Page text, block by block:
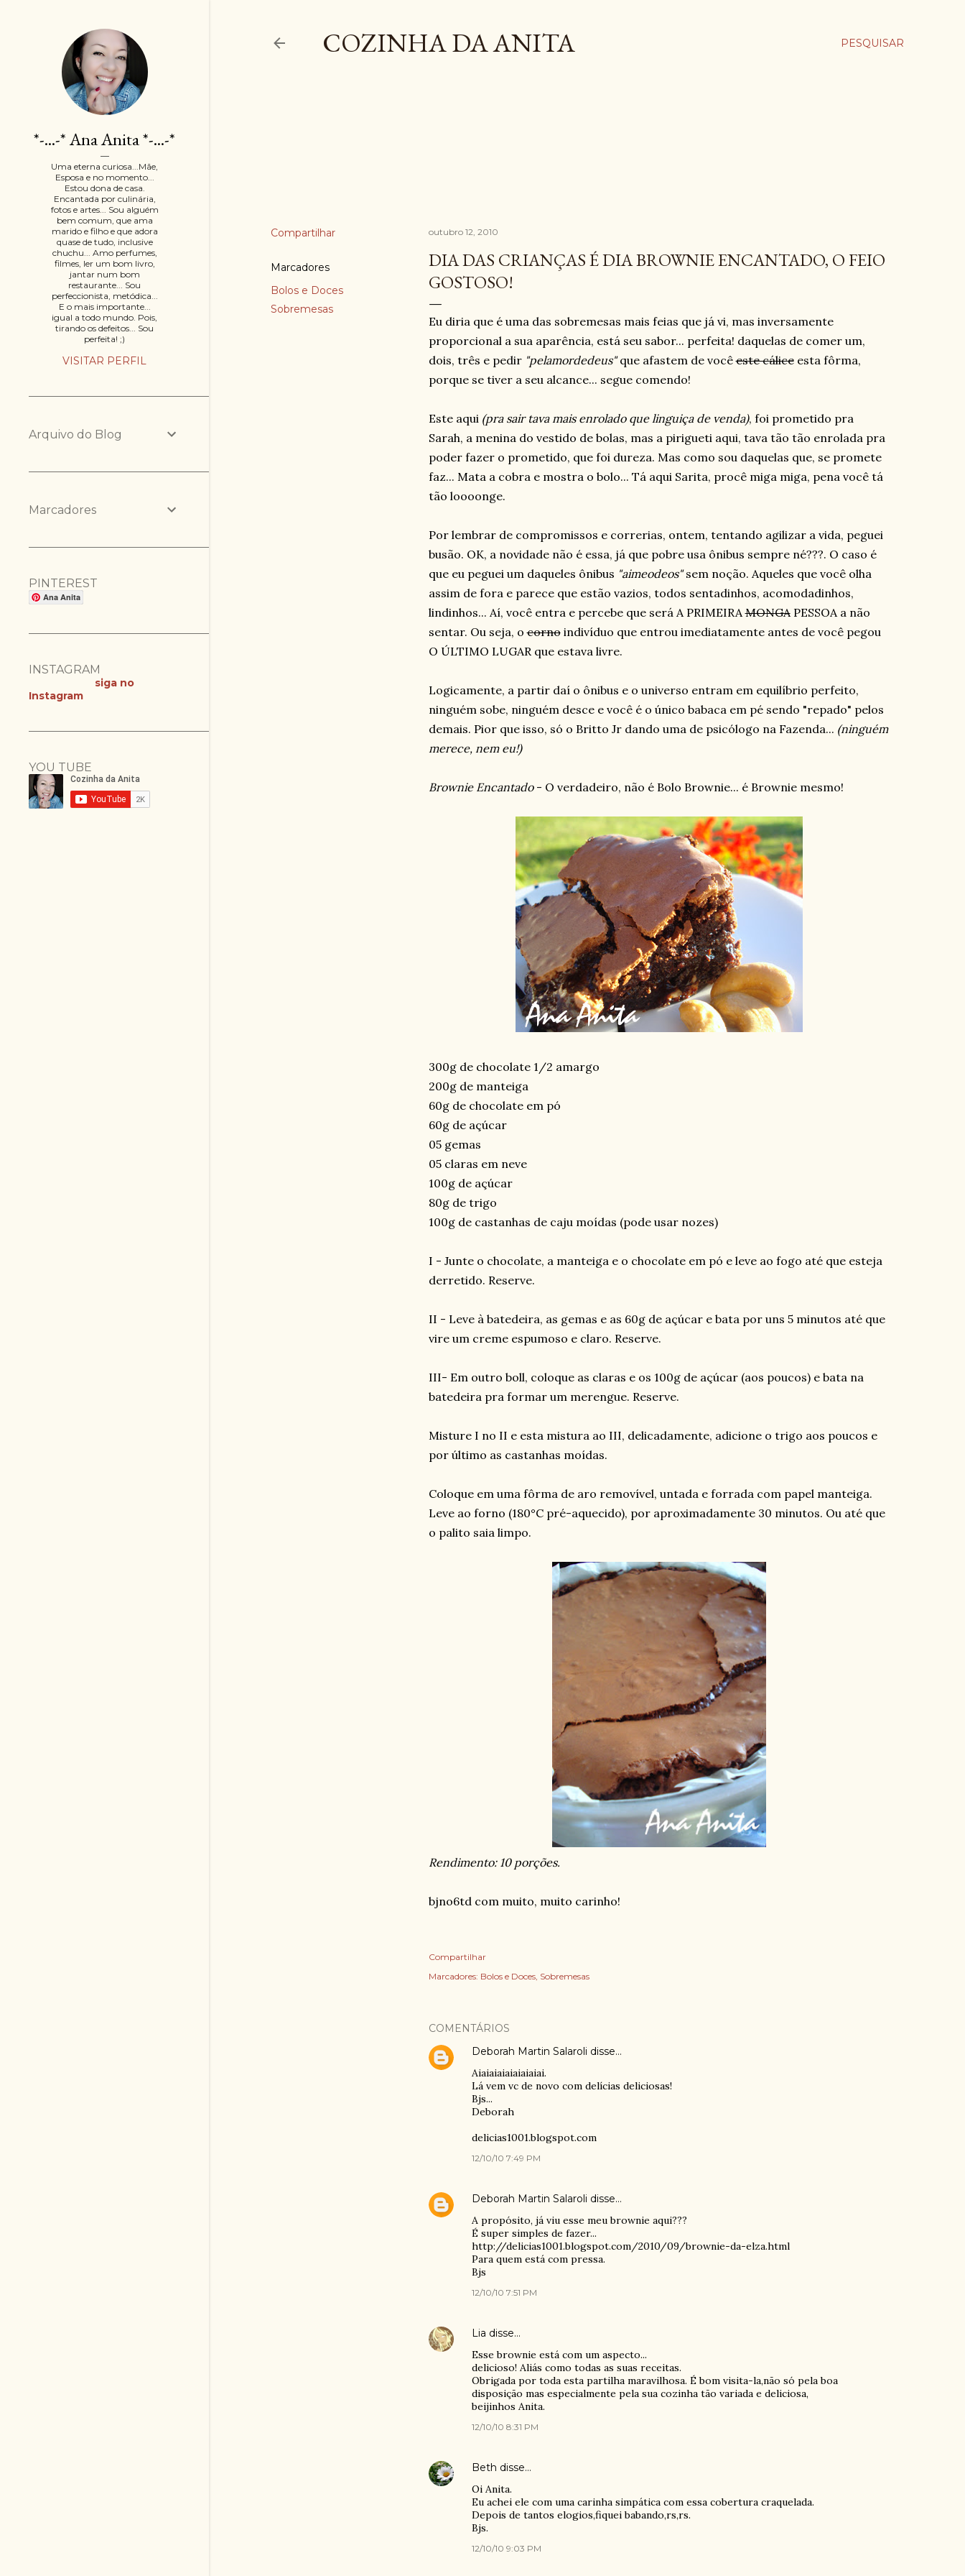
PESQUISAR
COZINHA DA ANITA
Compartilhar
Marcadores
Bolos e Doces
Sobremesas
outubro 12, 2010
DIA DAS CRIANÇAS É DIA BROWNIE ENCANTADO, O FEIO
GOSTOSO!
Eu diria que é uma das sobremesas mais feias que já vi, mas inversamente
proporcional a sua aparência, está seu sabor... perfeita! daquelas de comer um,
dois, três e pedir "pelamordedeus"que afastem de vocêeste cáliceesta fôrma,
porque se tiver a seu alcance... segue comendo!
Este aqui (pra sair tava mais enrolado que linguiça de venda), foi prometido pra
Sarah, a menina do vestido de bolas, mas a pirigueti aqui, tava tão tão enrolada pra
poder fazer o prometido, que foi dureza. Mas como sou daquelas que, se promete
faz... Mata a cobra e mostra o bolo... Tá aqui Sarita, procê miga miga, pena você tá
tão loooonge.
Por lembrar de compromissos e correrias, ontem, tentando agilizar a vida, peguei
busão. OK, a novidade não é essa, já que pobre usa ônibus sempre né???. O caso é
que eu peguei um daqueles ônibus "aimeodeos"sem noção. Aqueles que você olha
assim de fora e parece que estão vazios, todos sentadinhos, acomodadinhos,
lindinhos... Aí, você entra e percebe que será A PRIMEIRAMONGAPESSOA a não
sentar. Ou seja, ocornoindivíduo que entrou imediatamente antes de você pegou
O ÚLTIMO LUGAR que estava livre.
Logicamente, a partir daí o ônibus e o universo entram em equilíbrio perfeito,
ninguém sobe, ninguém desce e você é o único babaca em pé sendo "repado" pelos
demais. Pior que isso, só o Britto Jr dando uma de psicólogo na Fazenda... (ninguém
merece, nem eu!)
Brownie Encantado- O verdadeiro, não é Bolo Brownie... é Brownie mesmo!
300g de chocolate 1/2 amargo
200g de manteiga
60g de chocolate em pó
60g de açúcar
05 gemas
05 claras em neve
100g de açúcar
80g de trigo
100g de castanhas de caju moídas (pode usar nozes)
I - Junte o chocolate, a manteiga e o chocolate em pó e leve ao fogo até que esteja
derretido. Reserve.
II - Leve à batedeira, as gemas e as 60g de açúcar e bata por uns 5 minutos até que
vire um creme espumoso e claro. Reserve.
III- Em outro boll, coloque as claras e os 100g de açúcar (aos poucos) e bata na
batedeira pra formar um merengue. Reserve.
Misture I no II e esta mistura ao III, delicadamente, adicione o trigo aos poucos e
por último as castanhas moídas.
Coloque em uma fôrma de aro removível, untada e forrada com papel manteiga.
Leve ao forno (180°C pré-aquecido), por aproximadamente 30 minutos. Ou até que
o palito saia limpo.
Rendimento: 10 porções.
bjno6td com muito, muito carinho!
Compartilhar
Marcadores: Bolos e Doces Sobremesas
COMENTÁRIOS
Deborah Martin Salaroli disse…
Aiaiaiaiaiaiaiaiai.
Lá vem vc de novo com delícias deliciosas!
Bjs...
Deborah
delicias1001.blogspot.com
12/10/10 7:49 PM
Deborah Martin Salaroli disse…
A propósito, já viu esse meu brownie aqui???
É super simples de fazer...
http://delicias1001.blogspot.com/2010/09/brownie-da-elza.html
Para quem está com pressa.
Bjs
12/10/10 7:51 PM
Lia disse…
Esse brownie está com um aspecto...
delicioso! Aliás como todas as suas receitas.
Obrigada por toda esta partilha maravilhosa. É bom visita-la,não só pela boa
disposição mas especialmente pela sua cozinha tão variada e deliciosa,
beijinhos Anita.
12/10/10 8:31 PM
Beth disse…
Oi Anita.
Eu achei ele com uma carinha simpática com essa cobertura craquelada.
Depois de tantos elogios,fiquei babando,rs,rs.
Bjs.
12/10/10 9:03 PM
*-...-* Ana Anita *-...-*
Uma eterna curiosa...Mãe,
Esposa e no momento...
Estou dona de casa.
Encantada por culinária,
fotos e artes... Sou alguém
bem comum, que ama
marido e filho e que adora
quase de tudo, inclusive
chuchu... Amo perfumes,
filmes, ler um bom livro,
jantar num bom
restaurante... Sou
perfeccionista, metódica...
E o mais importante...
igual a todo mundo. Pois,
tirando os defeitos... Sou
perfeita! ;)
VISITAR PERFIL
Arquivo do Blog
Marcadores
PINTEREST
Ana Anita
INSTAGRAM
siga no
Instagram
YOU TUBE